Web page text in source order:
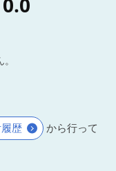
歴
から行って